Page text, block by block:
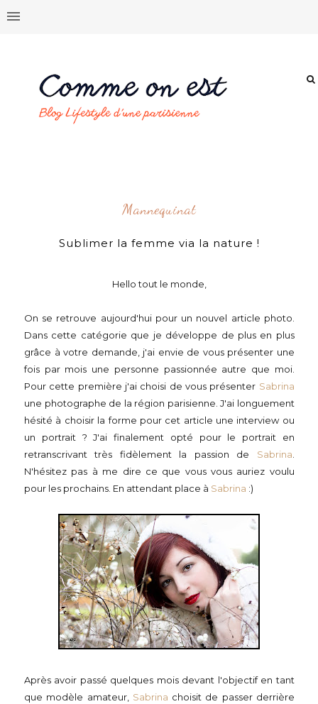
Mannequinat
Sublimer la femme via la nature !
Hello tout le monde,
On se retrouve aujourd'hui pour un nouvel article photo.
Dans cette catégorie que je développe de plus en plus
grâce à votre demande, j'ai envie de vous présenter une
fois par mois une personne passionnée autre que moi.
Pour cette première j'ai choisi de vous présenter Sabrina
une photographe de la région parisienne. J'ai longuement
hésité à choisir la forme pour cet article une interview ou
un portrait ? J'ai finalement opté pour le portrait en
retranscrivant très fidèlement la passion de Sabrina
N'hésitez pas à me dire ce que vous vous auriez voulu
pour les prochains. En attendant place à Sabrina :)
Après avoir passé quelques mois devant l'objectif en tant
que modèle amateur, Sabrina choisit de passer derrière